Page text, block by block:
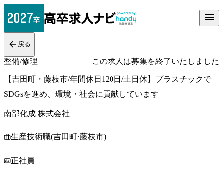
戻る
整備/修理 この求人は募集を終了いたしました
【吉田町・藤枝市/年間休日120日/土日休】プラスチックで
SDGsを進め、環境・社会に貢献しています
南部化成 株式会社
生産技術職(吉田町·藤枝市)
正社員